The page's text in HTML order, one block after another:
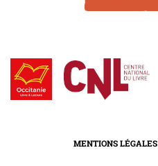
MENTIONS LÉGALES